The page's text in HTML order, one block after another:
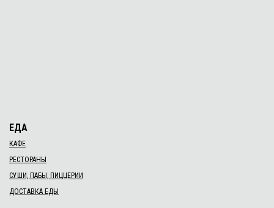
ЕДА
КАФЕ
РЕСТОРАНЫ
СУШИ, ПАБЫ, ПИЦЦЕРИИ
ДОСТАВКА ЕДЫ